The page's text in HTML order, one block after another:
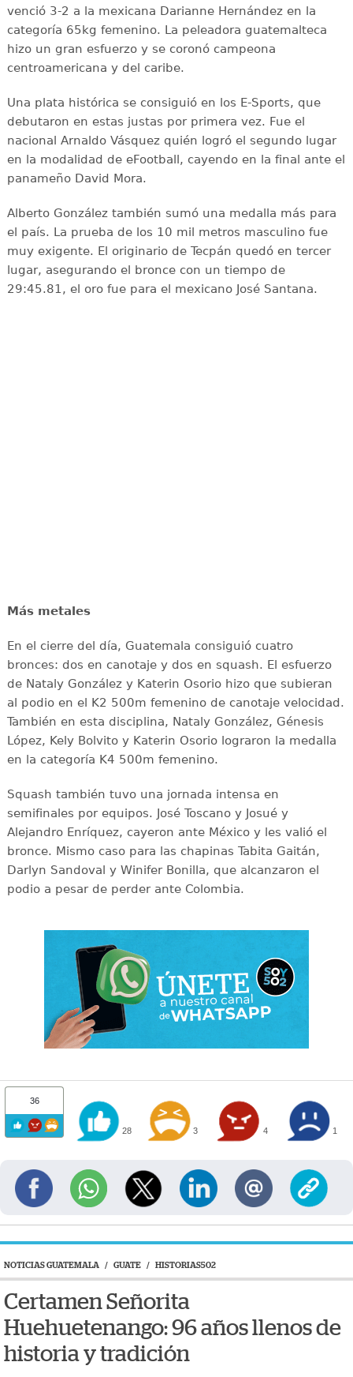
venció 3-2 a la mexicana Darianne Hernández en la
categoría 65kg femenino. La peleadora guatemalteca
hizo un gran esfuerzo y se coronó campeona
centroamericana y del caribe.
Una plata histórica se consiguió en los E-Sports, que
debutaron en estas justas por primera vez. Fue el
nacional Arnaldo Vásquez quién logró el segundo lugar
en la modalidad de eFootball, cayendo en la final ante el
panameño David Mora.
Alberto González también sumó una medalla más para
el país. La prueba de los 10 mil metros masculino fue
muy exigente. El originario de Tecpán quedó en tercer
lugar, asegurando el bronce con un tiempo de
29:45.81, el oro fue para el mexicano José Santana.
Más metales
En el cierre del día, Guatemala consiguió cuatro
bronces: dos en canotaje y dos en squash. El esfuerzo
de Nataly González y Katerin Osorio hizo que subieran
al podio en el K2 500m femenino de canotaje velocidad.
También en esta disciplina, Nataly González, Génesis
López, Kely Bolvito y Katerin Osorio lograron la medalla
en la categoría K4 500m femenino.
Squash también tuvo una jornada intensa en
semifinales por equipos. José Toscano y Josué y
Alejandro Enríquez, cayeron ante México y les valió el
bronce. Mismo caso para las chapinas Tabita Gaitán,
Darlyn Sandoval y Winifer Bonilla, que alcanzaron el
podio a pesar de perder ante Colombia.
36
28 3 4 1
NOTICIAS GUATEMALA / GUATE / HISTORIAS502
Certamen Señorita
Huehuetenango: 96 años llenos de
historia y tradición